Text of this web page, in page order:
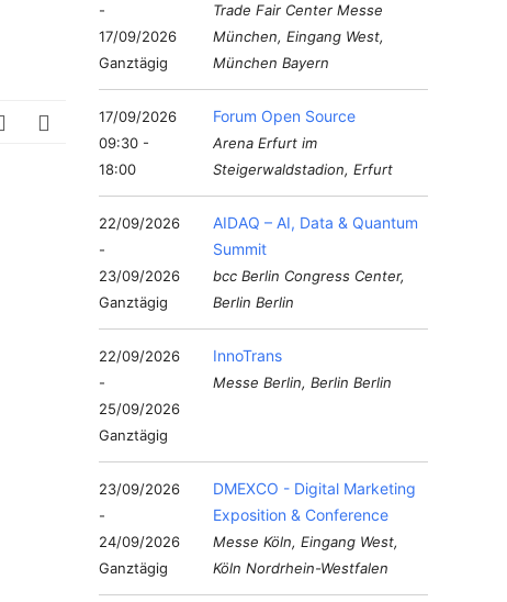
-
17/09/2026
Ganztägig
Trade Fair Center Messe
München, Eingang West,
München Bayern
17/09/2026
09:30 -
18:00
Forum Open Source
Arena Erfurt im
Steigerwaldstadion, Erfurt
22/09/2026
-
23/09/2026
Ganztägig
AIDAQ – AI, Data & Quantum
Summit
bcc Berlin Congress Center,
Berlin Berlin
22/09/2026
-
25/09/2026
Ganztägig
InnoTrans
Messe Berlin, Berlin Berlin
23/09/2026
-
24/09/2026
Ganztägig
DMEXCO - Digital Marketing
Exposition & Conference
Messe Köln, Eingang West,
Köln Nordrhein-Westfalen